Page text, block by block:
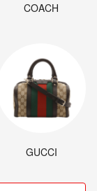
COACH
GUCCI